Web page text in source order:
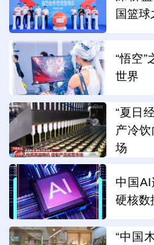
国篮
“悟空”
世界
“夏日
产冷
场
中国AI
硬核数
“中国